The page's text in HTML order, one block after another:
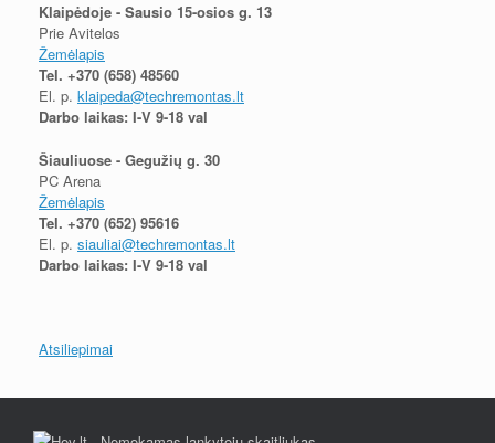
Klaipėdoje - Sausio 15-osios g. 13
Prie Avitelos
Žemėlapis
Tel. +370 (658) 48560
El. p. klaipeda@techremontas.lt
Darbo laikas: I-V 9-18 val
Šiauliuose - Gegužių g. 30
PC Arena
Žemėlapis
Tel. +370 (652) 95616
El. p. siauliai@techremontas.lt
Darbo laikas: I-V 9-18 val
Atsiliepimai